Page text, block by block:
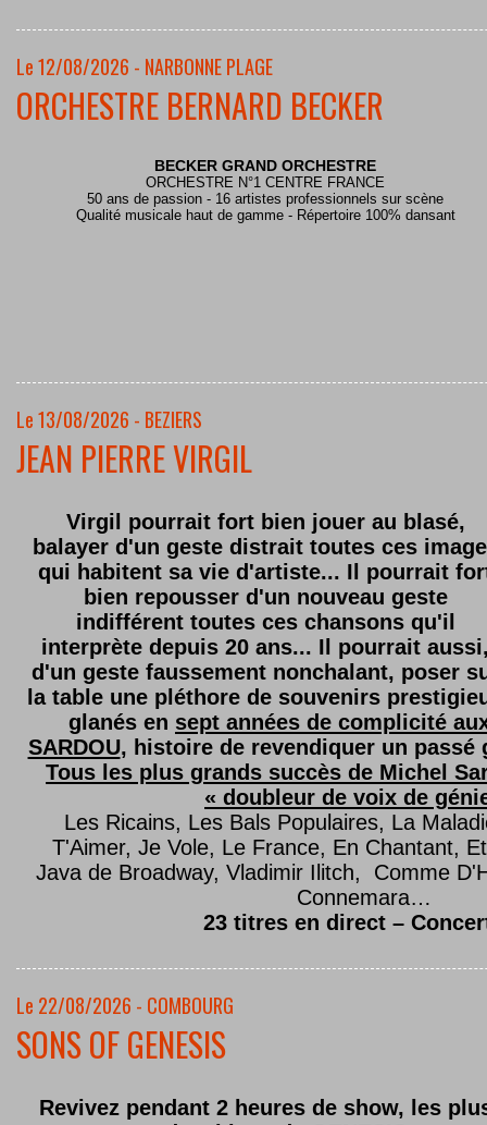
Le 12/08/2026 - NARBONNE PLAGE
ORCHESTRE BERNARD BECKER
BECKER GRAND ORCHESTRE
ORCHESTRE N°1 CENTRE FRANCE
50 ans de passion - 16 artistes professionnels sur scène
Qualité musicale haut de gamme - Répertoire 100% dansant
Le 13/08/2026 - BEZIERS
JEAN PIERRE VIRGIL
Virgil pourrait fort bien jouer au blasé,
balayer d'un geste distrait toutes ces
qui habitent sa vie d'artiste... Il pourrait
bien repousser d'un nouveau geste
indifférent toutes ces chansons qu'il
interprète depuis 20 ans... Il pourrait
d'un geste faussement nonchalant, poser
la table une pléthore de souvenirs
glanés en sept années de complicité
SARDOU, histoire de revendiquer un passé
Tous les plus grands succès de Michel
« doubleur de voix de
Les Ricains, Les Bals Populaires, La
T'Aimer, Je Vole, Le France, En Chantant,
Java de Broadway, Vladimir Ilitch, Comme
Connemara…
23 titres en direct –
Le 22/08/2026 - COMBOURG
SONS OF GENESIS
Revivez pendant 2 heures de show, les